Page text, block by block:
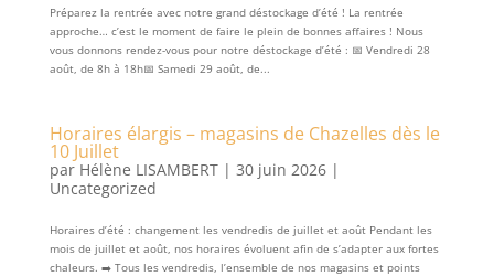
Préparez la rentrée avec notre grand déstockage d’été ! La rentrée
approche… c’est le moment de faire le plein de bonnes affaires ! Nous
vous donnons rendez-vous pour notre déstockage d’été : 📅 Vendredi 28
août, de 8h à 18h📅 Samedi 29 août, de...
Horaires élargis – magasins de Chazelles dès le
10 Juillet
par Hélène LISAMBERT| 30 juin 2026|
Uncategorized
Horaires d’été : changement les vendredis de juillet et août Pendant les
mois de juillet et août, nos horaires évoluent afin de s’adapter aux fortes
chaleurs. ➡️ Tous les vendredis, l’ensemble de nos magasins et points